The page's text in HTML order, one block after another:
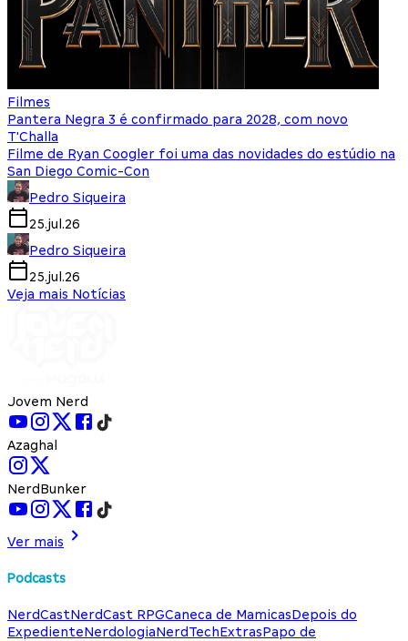
Filmes
Pantera Negra 3 é confirmado para 2028, com novo
T'Challa
Filme de Ryan Coogler foi uma das novidades do estúdio na
San Diego Comic-Con
Pedro Siqueira
25.jul.26
Pedro Siqueira
25.jul.26
Veja mais Notícias
Jovem Nerd
Azaghal
NerdBunker
Ver mais
Podcasts
NerdCastNerdCast RPGCaneca de MamicasDepois do
ExpedienteNerdologiaNerdTechExtrasPapo de